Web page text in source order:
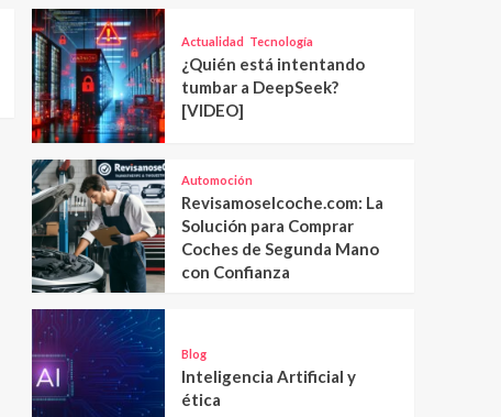
Actualidad Tecnología
¿Quién está intentando
tumbar a DeepSeek?
[VIDEO]
Automoción
Revisamoselcoche.com: La
Solución para Comprar
Coches de Segunda Mano
con Confianza
Blog
Inteligencia Artificial y
ética